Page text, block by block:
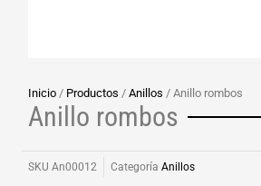
Inicio / Productos /Anillos / Anillo rombos
Anillo rombos
SKUAn00012 Categoría Anillos